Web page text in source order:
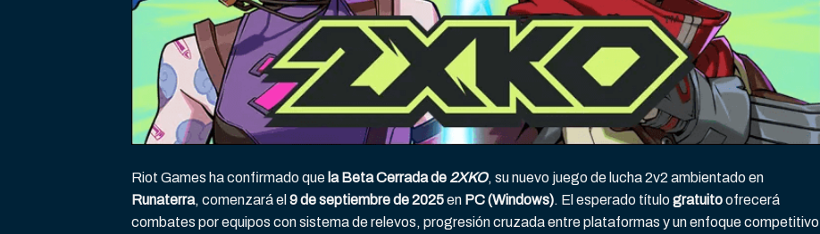
Riot Games ha confirmado que la Beta Cerrada de 2XKO, su nuevo juego de lucha 2v2 ambientado en
Runaterra, comenzará el 9 de septiembre de 2025en PC (Windows). El esperado títulogratuitoofrecerá
combates por equipos con sistema de relevos, progresión cruzada entre plataformas y un enfoque competitivo